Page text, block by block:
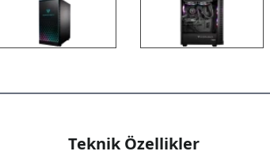
Teknik Özellikler